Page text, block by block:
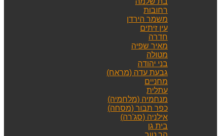
רחובות
משמר הירדן
עין זיתים
חדרה
מאיר שפיה
מטולה
בני יהודה
גבעת עדה (מראח)
מחניים
עתלית
מנחמיה (מלחמיה)
כפר תבור (מסחה)
אילניה (סג'רה)
בית גן